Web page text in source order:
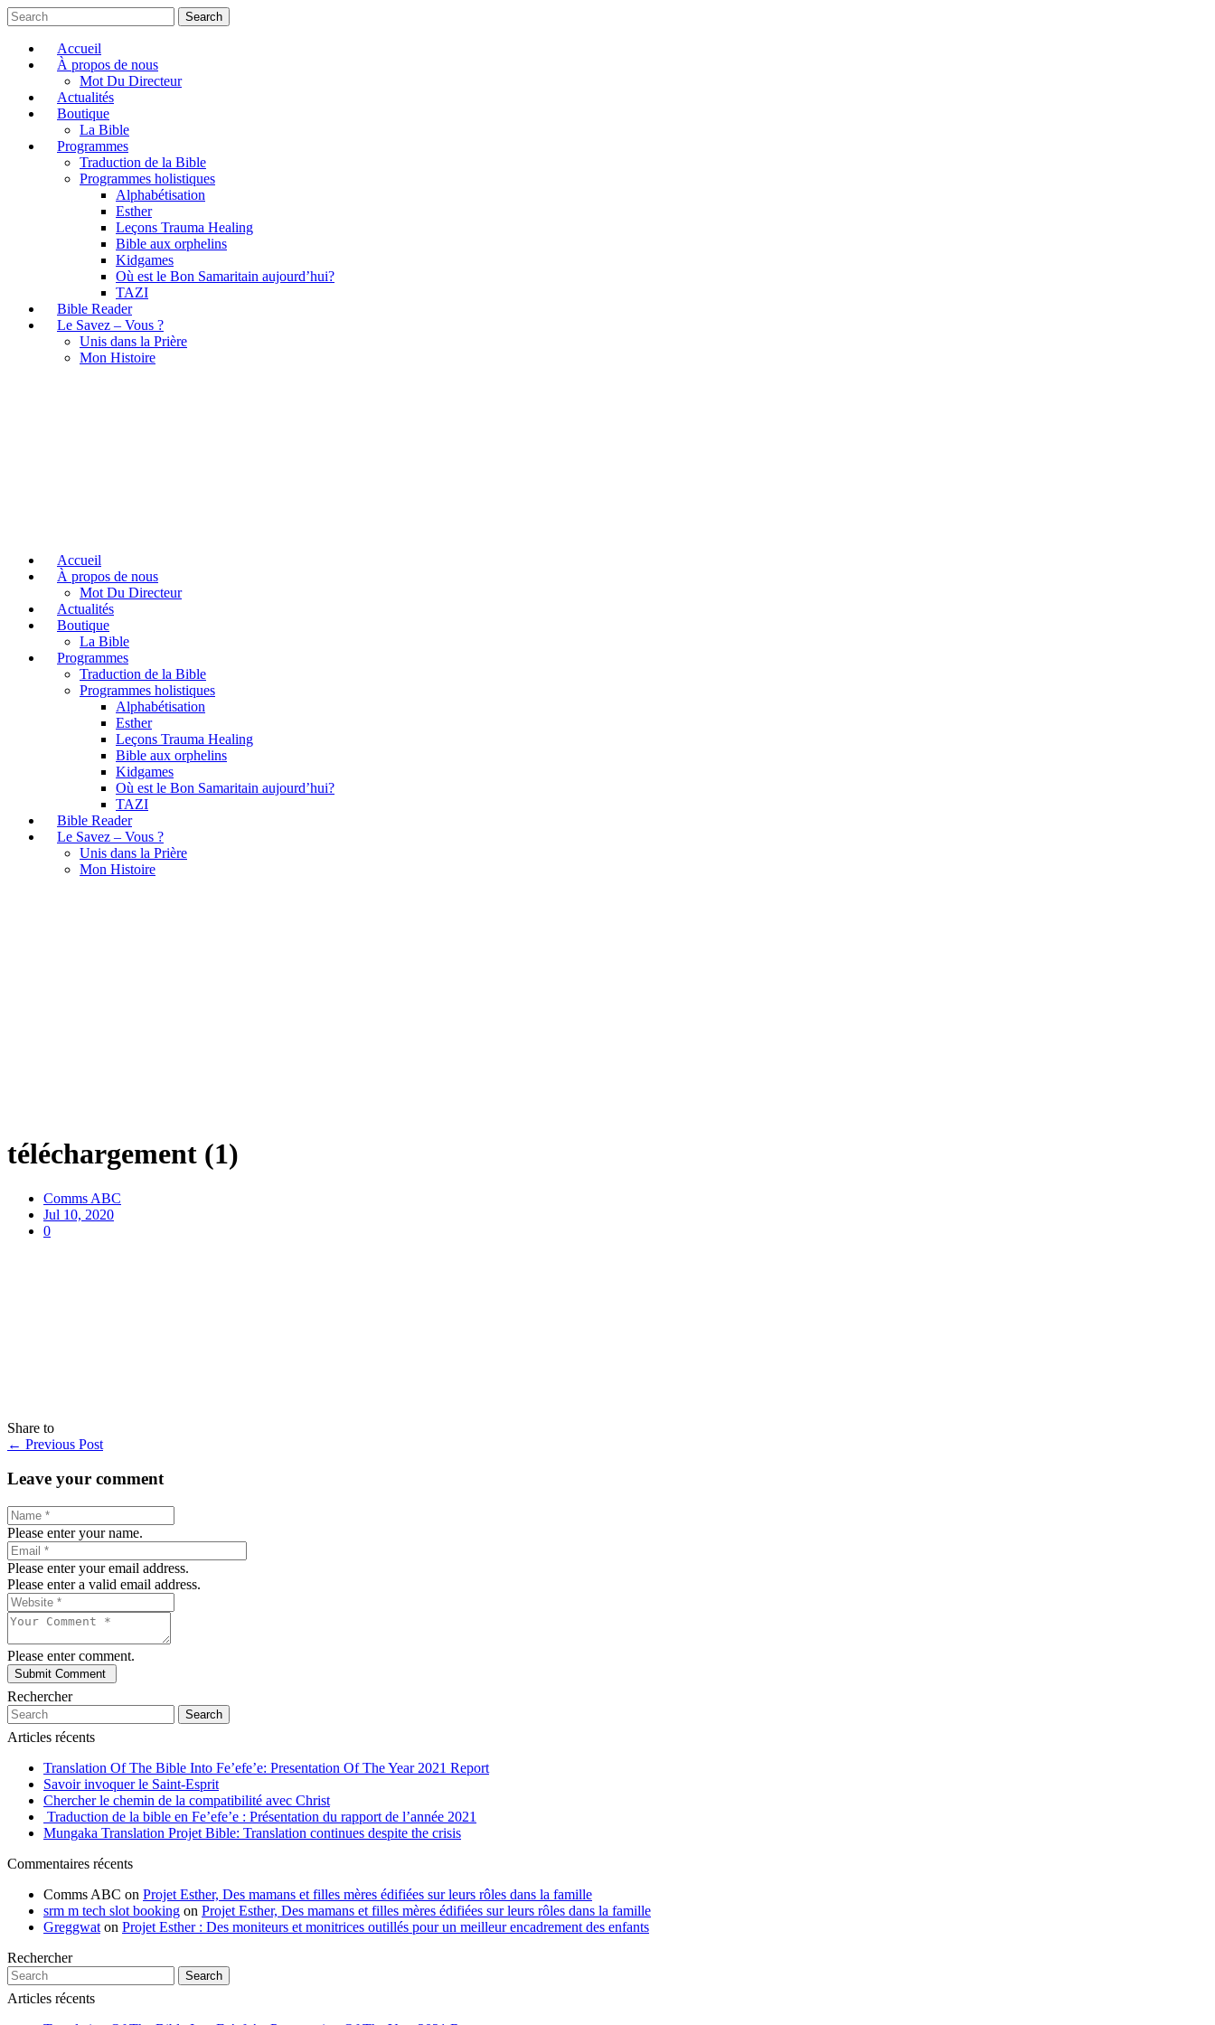
Search
Accueil
À propos de nous
Mot Du Directeur
Actualités
Boutique
La Bible
Programmes
Traduction de la Bible
Programmes holistiques
Alphabétisation
Esther
Leçons Trauma Healing
Bible aux orphelins
Kidgames
Où est le Bon Samaritain aujourd’hui?
TAZI
Bible Reader
Le Savez – Vous ?
Unis dans la Prière
Mon Histoire
Accueil
À propos de nous
Mot Du Directeur
Actualités
Boutique
La Bible
Programmes
Traduction de la Bible
Programmes holistiques
Alphabétisation
Esther
Leçons Trauma Healing
Bible aux orphelins
Kidgames
Où est le Bon Samaritain aujourd’hui?
TAZI
Bible Reader
Le Savez – Vous ?
Unis dans la Prière
Mon Histoire
téléchargement (1)
Comms ABC
Jul 10, 2020
0
Share to
← Previous Post
Leave your comment
Please enter your name.
Please enter your email address.
Please enter a valid email address.
Please enter comment.
Rechercher
Search
Articles récents
Translation Of The Bible Into Fe’efe’e: Presentation Of The Year 2021 Report
Savoir invoquer le Saint-Esprit
Chercher le chemin de la compatibilité avec Christ
Traduction de la bible en Fe’efe’e : Présentation du rapport de l’année 2021
Mungaka Translation Projet Bible: Translation continues despite the crisis
Commentaires récents
Comms ABC on Projet Esther, Des mamans et filles mères édifiées sur leurs rôles dans la famille
srm m tech slot booking on Projet Esther, Des mamans et filles mères édifiées sur leurs rôles dans la famille
Greggwat on Projet Esther : Des moniteurs et monitrices outillés pour un meilleur encadrement des enfants
Rechercher
Search
Articles récents